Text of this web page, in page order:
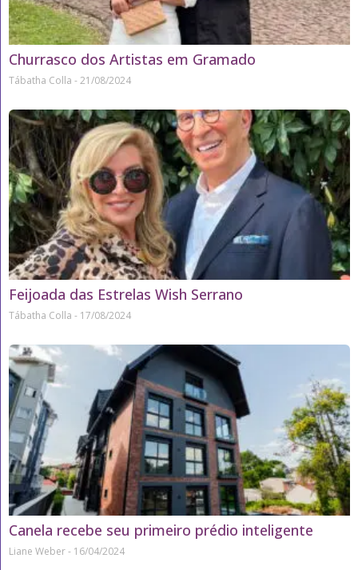
Churrasco dos Artistas em Gramado
Tábatha Colla 21/08/2024
Feijoada das Estrelas Wish Serrano
Tábatha Colla 17/08/2024
Canela recebe seu primeiro prédio inteligente
Liane Weber 16/04/2024